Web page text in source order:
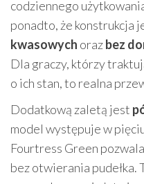
codziennego
ponadto, że konstrukcja
kwasowych orazbez
Dla graczy, którzy
o ich stan, to realna
Dodatkową zaletą jest
model występuje w
Fourtress Green
bez otwierania pudełka.